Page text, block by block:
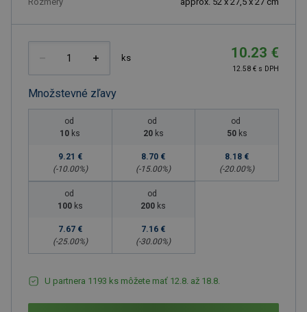
ks 10.23 €
12.58 € s DPH
Množstevné zľavy
od
10 ks
9.21 €
(-10.00%)
od
20 ks
8.70 €
(-15.00%)
od
50 ks
8.18 €
(-20.00%)
od
100 ks
7.67 €
(-25.00%)
od
200 ks
7.16 €
(-30.00%)
U partnera 1193 ks môžete mať 12.8. až 18.8.